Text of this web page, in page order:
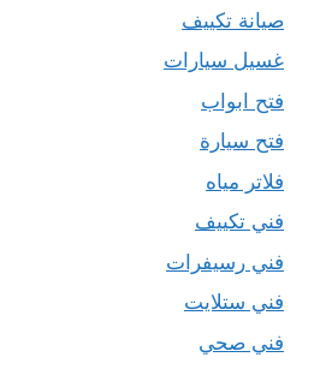
صيانة تكييف
غسيل سيارات
فتح ابواب
فتح سيارة
فلاتر مياه
فني تكييف
فني رسيفرات
فني ستلايت
فني صحي